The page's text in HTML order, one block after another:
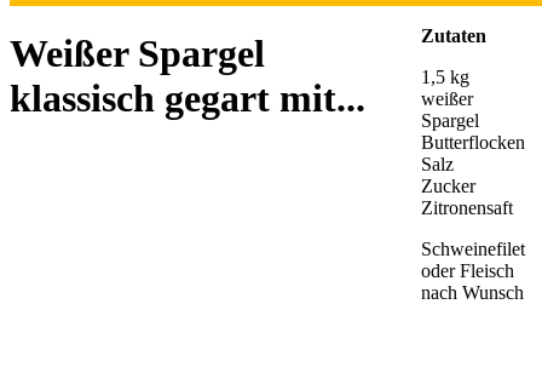
Weißer Spargel
klassisch gegart mit...
Zutaten
1,5 kg
weißer
Spargel
Butterflocken
Salz
Zucker
Zitronensaft
Schweinefilet
oder Fleisch
nach Wunsch